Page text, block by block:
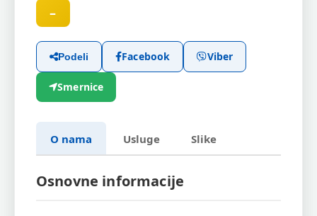
–
Podeli Facebook Viber
Smernice
O nama Usluge Slike
Osnovne informacije